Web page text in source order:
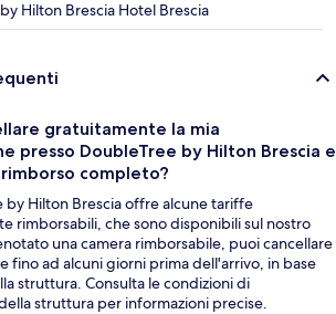
Hilton Brescia Hotel Brescia
gratuitamente la mia
presso DoubleTree by Hilton Brescia e
completo?
by Hilton Brescia offre alcune tariffe
rimborsabili, che sono disponibili sul nostro
una camera rimborsabile, puoi cancellare
fino ad alcuni giorni prima dell'arrivo, in base
struttura. Consulta le condizioni di
struttura per informazioni precise.